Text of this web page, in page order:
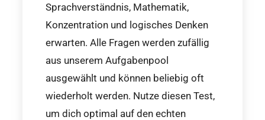
Sprachverständnis, Mathematik,
Konzentration und logisches Denken
erwarten. Alle Fragen werden zufällig
aus unserem Aufgabenpool
ausgewählt und können beliebig oft
wiederholt werden. Nutze diesen Test,
um dich optimal auf den echten